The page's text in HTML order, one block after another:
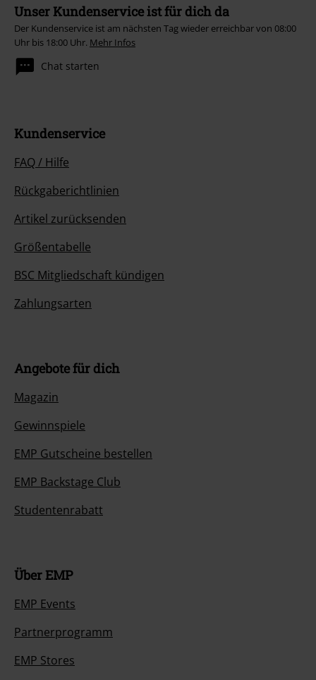
Unser Kundenservice ist für dich da
Der Kundenservice ist am nächsten Tag wieder erreichbar von 08:00
Uhr bis 18:00 Uhr. Mehr Infos
Chat starten
Kundenservice
FAQ / Hilfe
Rückgaberichtlinien
Artikel zurücksenden
Größentabelle
BSC Mitgliedschaft kündigen
Zahlungsarten
Angebote für dich
Magazin
Gewinnspiele
EMP Gutscheine bestellen
EMP Backstage Club
Studentenrabatt
Über EMP
EMP Events
Partnerprogramm
EMP Stores